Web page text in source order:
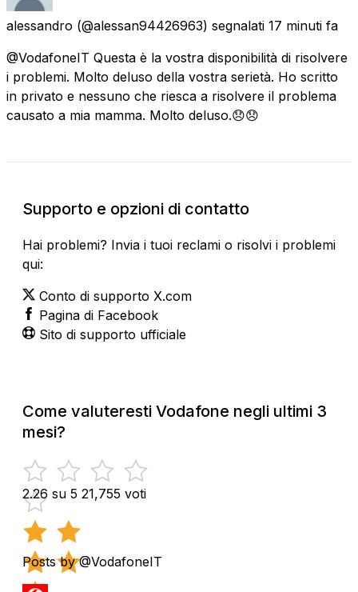
alessandro (@alessan94426963) segnalati 17 minuti fa
@VodafoneIT Questa è la vostra disponibilità di risolvere
i problemi. Molto deluso della vostra serietà. Ho scritto
in privato e nessuno che riesca a risolvere il problema
causato a mia mamma. Molto deluso.😞😞
Supporto e opzioni di contatto
Hai problemi? Invia i tuoi reclami o risolvi i problemi
qui:
Conto di supporto X.com
Pagina di Facebook
Sito di supporto ufficiale
Come valuteresti Vodafone negli ultimi 3
mesi?
2.26 su 5 21,755 voti
Posts by @VodafoneIT